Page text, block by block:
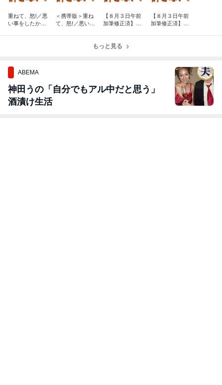
重ねて、怒!／悪
い事をしたか
＜携帯版＞重ね
て、怒!／悪い事
【８月３日午前
加筆修正済】虚
【８月３日午前
加筆修正済】＜
もっと見る
ABEMA
神田うの「自分でもアル中だと思う」
酒漬け生活